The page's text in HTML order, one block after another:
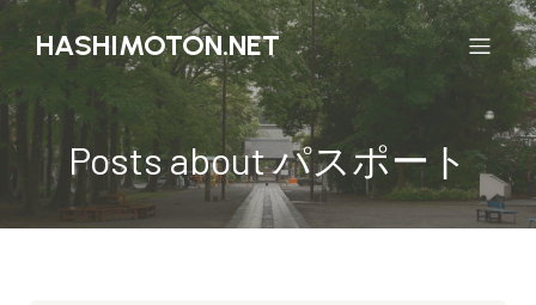
HASHIMOTON.NET
Posts about パスポート